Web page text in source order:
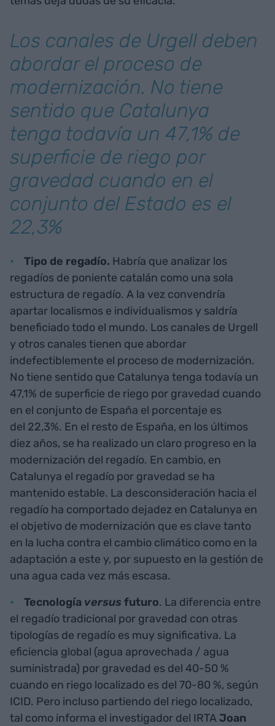
Los canales de Urgell deben
abordar el proceso de
modernización. No tiene
sentido que Catalunya
tenga todavía un 47,1% de
superficie de riego por
gravedad cuando en el
conjunto del Estado es el
22,3%
Tipo de regadío. Habría que analizar los
regadíos de poniente catalán como una sola
estructura de regadío. A la vez convendría
apartar localismos e individualismos y saldría
beneficiado todo el mundo. Los canales de Urgell
y otros canales tienen que abordar
indefectiblemente el proceso de modernización.
No tiene sentido que Catalunya tenga todavía un
47,1% de superficie de riego por gravedad cuando
en el conjunto de España el porcentaje es
del 22,3%. En el resto de España, en los últimos
diez años, se ha realizado un claro progreso en la
modernización del regadío. En cambio, en
Catalunya el regadío por gravedad se ha
mantenido estable. La desconsideración hacia el
regadío ha comportado dejadez en Catalunya en
el objetivo de modernización que es clave tanto
en la lucha contra el cambio climático como en la
adaptación a este y, por supuesto en la gestión de
una agua cada vez más escasa.
Tecnología versus futuro. La diferencia entre
el regadío tradicional por gravedad con otras
tipologías de regadío es muy significativa. La
eficiencia global (agua aprovechada / agua
suministrada) por gravedad es del 40-50 %
cuando en riego localizado es del 70-80 %, según
ICID. Pero incluso partiendo del riego localizado,
tal como informa el investigador del IRTAJoan